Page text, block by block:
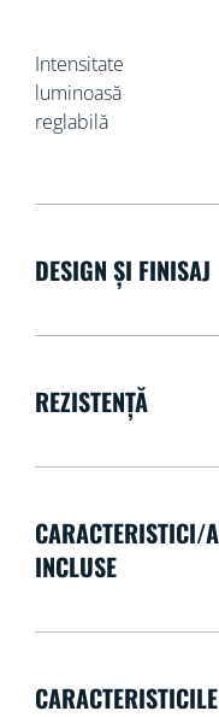
Intensitate
luminoasă
reglabilă
DESIGN ȘI FINISAJ
REZISTENȚĂ
CARACTERISTICI/
INCLUSE